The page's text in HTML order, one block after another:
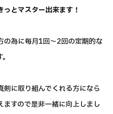
とマスター出来ます！
の為に毎月1回～2回の定期的な
に取り組んでくれる方になら
すので是非一緒に向上しまし